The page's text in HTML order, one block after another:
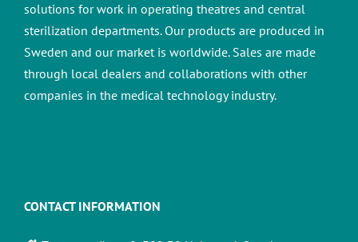
solutions for work in operating theatres and central
sterilization departments.Our products are produced in
Sweden and our market is worldwide. Sales are made
through local dealers and collaborations with other
companies in the medical technology industry.
CONTACT INFORMATION